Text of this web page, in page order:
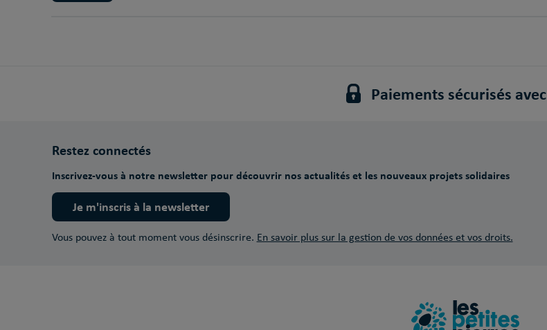
Paiements sécurisés avec
Restez connectés
Inscrivez-vous à notre newsletter pour découvrir nos actualités et les nouveaux projets solidaires
Je m'inscris à la newsletter
Vous pouvez à tout moment vous désinscrire. En savoir plus sur la gestion de vos données et vos droits.